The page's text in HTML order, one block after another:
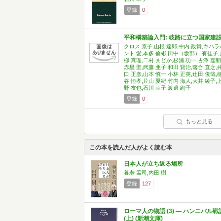
登録
0
平和構築論入門: 岐路に立つ国家建
クロス 京子,山根 達郎,中内 政貴,キハラ
ント 愛,本多 倫彬,田中（坂部） 有佳子,
柳 真理,二村 まどか,杉浦 功一,古澤 嘉朗,
赤星 聖,武藤 亜子,和田 賢治,落合 直之,
口 正彦,山本 慎一,小林 正英,辻田 俊哉,
谷 恒孝,片山 夏紀,竹内 海人,大井 綾子,
野 友也,石川 幸子,渡邊 絢子
登録
0
もっと見る
この本を読んだ人がよく読む本
日本人が立ち返る場所
養老 孟司,内田 樹
登録
127
ローマ人の物語 (3) ― ハンニバル戦
(上) (新潮文庫)